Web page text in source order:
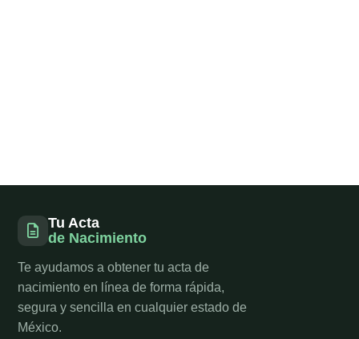
Tu Acta
de Nacimiento
Te ayudamos a obtener tu acta de
nacimiento en línea de forma rápida,
segura y sencilla en cualquier estado de
México.